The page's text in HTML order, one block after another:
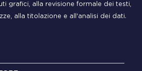
grafici, alla revisione formale dei testi,
alla titolazione e all'analisi dei dati.